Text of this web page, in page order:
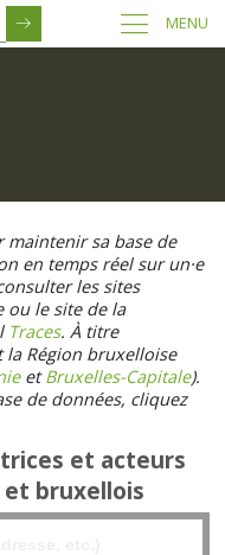
MENU
sa base de
en temps réel sur un·e
les sites
ou le site de la
Traces. À titre
la Région bruxelloise
etBruxelles-Capitale).
de données, cliquez
et acteurs
bruxellois